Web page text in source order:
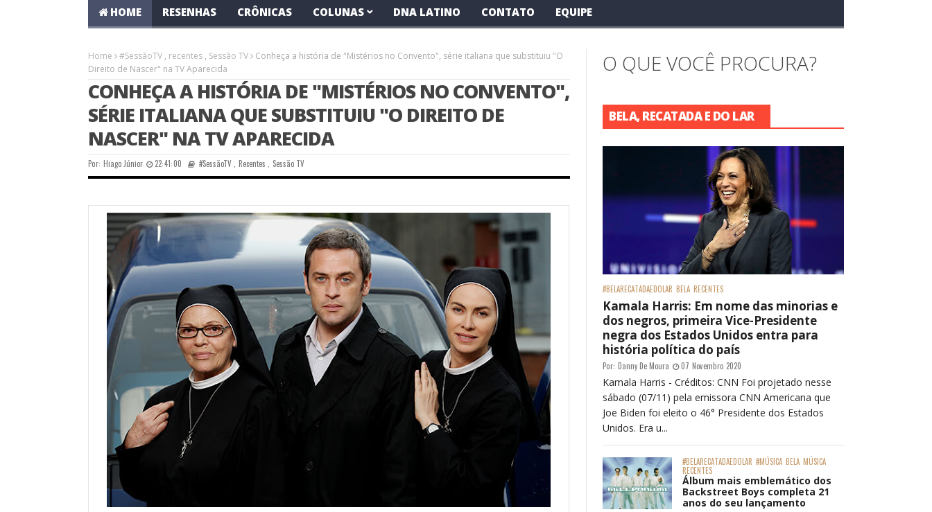
HOME RESENHAS CRÔNICAS COLUNAS DNA LATINO CONTATO EQUIPE
Home #SessãoTV , recentes , Sessão TV
Conheça a história de "Mistérios no Convento", série italiana que substituiu "O
Direito de Nascer" na TV Aparecida
CONHEÇA A HISTÓRIA DE "MISTÉRIOS NO CONVENTO",
SÉRIE ITALIANA QUE SUBSTITUIU "O DIREITO DE
NASCER" NA TV APARECIDA
Por: Hiago Júnior 22:41:00 #SessãoTV ,Recentes Sessão TV
O QUE VOCÊ PROCURA?
BELA, RECATADA E DO LAR
#BELARECATADAEDOLAR BELA RECENTES
Kamala Harris: Em nome das minorias e
dos negros, primeira Vice-Presidente
negra dos Estados Unidos entra para
história política do país
Por: Danny De Moura 07 Novembro 2020
Kamala Harris - Créditos: CNN Foi projetado nesse
sábado (07/11) pela emissora CNN Americana que
Joe Biden foi eleito o 46° Presidente dos Estados
Unidos. Era u...
#BELARECATADAEDOLAR #MÚSICA BELA MÚSICA
RECENTES
Álbum mais emblemático dos
Backstreet Boys completa 21
anos do seu lançamento